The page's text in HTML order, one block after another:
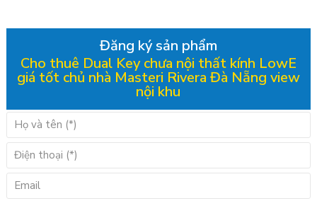
Đăng ký sản phẩm
Cho thuê Dual Key chưa nội thất kính LowE
giá tốt chủ nhà Masteri Rivera Đà Nẵng view
nội khu